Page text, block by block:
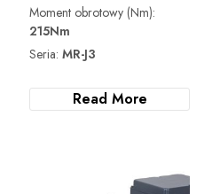
Moment obrotowy (Nm):
215Nm
Seria:MR-J3
Read More